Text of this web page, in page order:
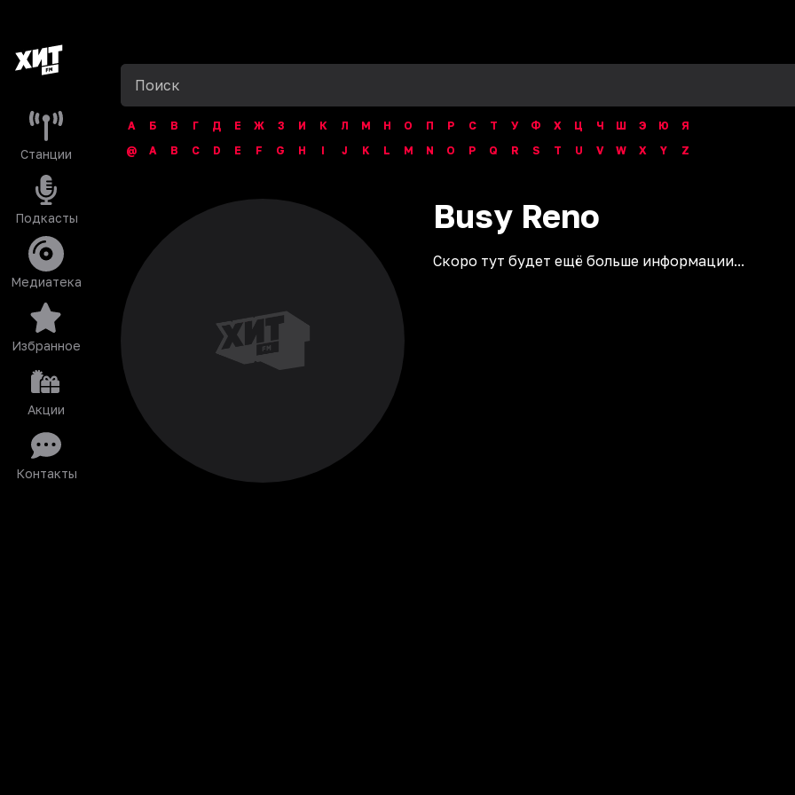
Станции
Подкасты
Медиатека
Избранное
Акции
Контакты
А Б В Г Д Е Ж З И К Л М Н О П Р С Т У Ф Х Ц Ч Ш Э Ю
Я
@
A B C D E F G H I J K L M N O P Q R S T U V W X Y Z
Busy Reno
Скоро тут будет ещё больше информации...